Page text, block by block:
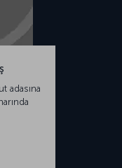
adasına